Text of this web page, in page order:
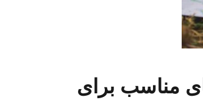
مناسب برای